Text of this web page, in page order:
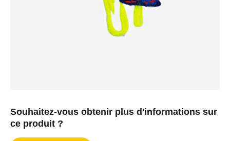
Souhaitez-vous obtenir plus d'informations sur
ce produit ?